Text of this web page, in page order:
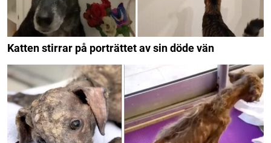
Katten stirrar på porträttet av sin döde vän